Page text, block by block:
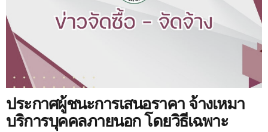
ประกาศผู้ชนะการเสนอราคา จ้างเหมา
บริการบุคคลภายนอก โดยวิธีเฉพาะ